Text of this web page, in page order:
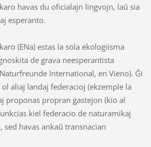
havas du oficialajn lingvojn, laŭ sia
esperanto.
(ENa) estas la sola ekologiisma
de grava neesperantista
International, en Vieno). Ĝi
aliaj landaj federacioj (ekzemple la
proponas propran gastejon (kio al
kiel federacio de naturamikaj
sed havas ankaŭ transnacian